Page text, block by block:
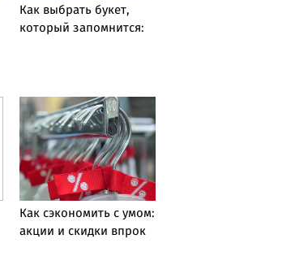
Как выбрать букет,
который запомнится:
Как сэкономить с умом:
акции и скидки впрок